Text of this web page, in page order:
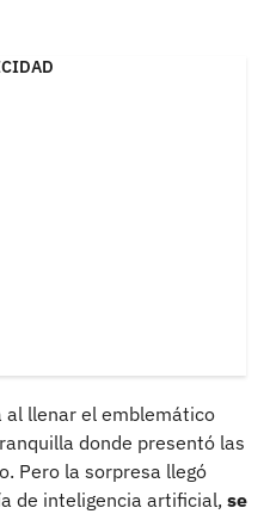
al llenar el emblemático
donde presentó las
Pero la sorpresa llegó
de inteligencia artificial, se